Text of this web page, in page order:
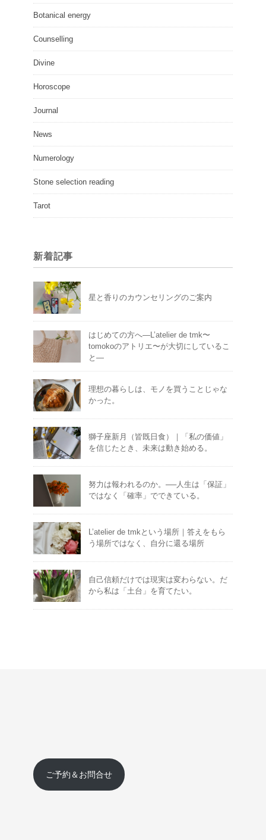
Botanical energy
Counselling
Divine
Horoscope
Journal
News
Numerology
Stone selection reading
Tarot
新着記事
星と香りのカウンセリングのご案内
はじめての方へ―L’atelier de tmk〜
tomokoのアトリエ〜が大切にしているこ
と―
理想の暮らしは、モノを買うことじゃな
かった。
獅子座新月（皆既日食）｜「私の価値」
を信じたとき、未来は動き始める。
努力は報われるのか。──人生は「保証」
ではなく「確率」でできている。
L’atelier de tmkという場所｜答えをもら
う場所ではなく、自分に還る場所
自己信頼だけでは現実は変わらない。だ
から私は「土台」を育てたい。
ご予約＆お問合せ